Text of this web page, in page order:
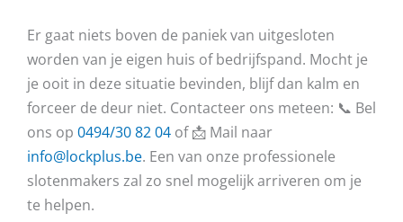
Er gaat niets boven de paniek van uitgesloten
worden van je eigen huis of bedrijfspand. Mocht je
je ooit in deze situatie bevinden, blijf dan kalm en
forceer de deur niet. Contacteer ons meteen: 📞 Bel
ons op 0494/30 82 04 of 📩 Mail naar
info@lockplus.be. Een van onze professionele
slotenmakers zal zo snel mogelijk arriveren om je
te helpen.